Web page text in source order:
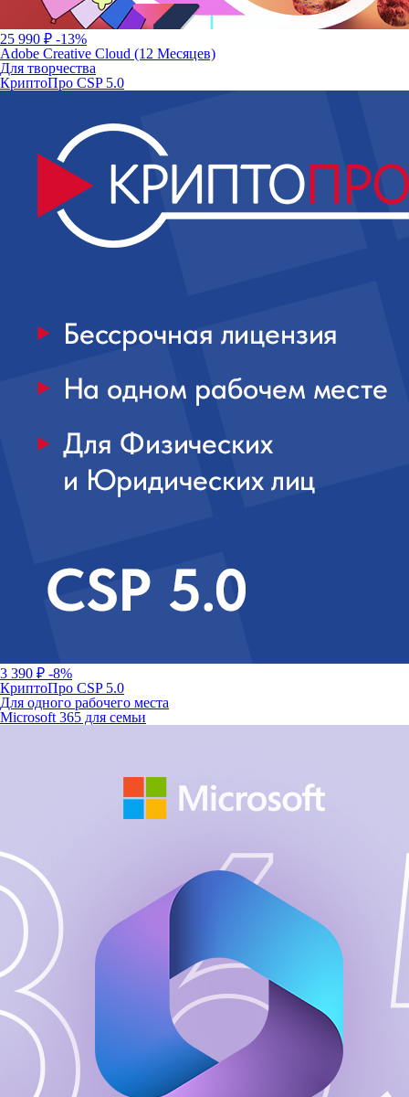
25 990 ₽ -13%
Adobe Creative Cloud (12 Месяцев)
Для творчества
КриптоПро CSP 5.0
3 390 ₽ -8%
КриптоПро CSP 5.0
Для одного рабочего места
Microsoft 365 для семьи